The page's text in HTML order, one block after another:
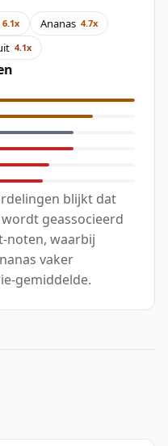
6.1x Ananas 4.7x
4.1x
blijkt dat
geassocieerd
noten, waarbij
vaker
gemiddelde.